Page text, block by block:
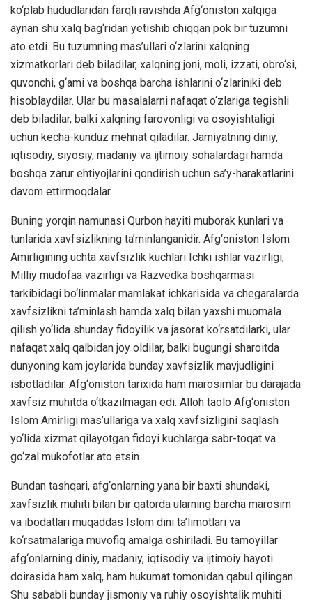
ko‘plab hududlaridan farqli ravishda Afg‘oniston xalqiga
aynan shu xalq bag‘ridan yetishib chiqqan pok bir tuzumni
ato etdi. Bu tuzumning mas’ullari o‘zlarini xalqning
xizmatkorlari deb biladilar, xalqning joni, moli, izzati, obro‘si,
quvonchi, g‘ami va boshqa barcha ishlarini o‘zlariniki deb
hisoblaydilar. Ular bu masalalarni nafaqat o‘zlariga tegishli
deb biladilar, balki xalqning farovonligi va osoyishtaligi
uchun kecha-kunduz mehnat qiladilar. Jamiyatning diniy,
iqtisodiy, siyosiy, madaniy va ijtimoiy sohalardagi hamda
boshqa zarur ehtiyojlarini qondirish uchun sa’y-harakatlarini
davom ettirmoqdalar.
Buning yorqin namunasi Qurbon hayiti muborak kunlari va
tunlarida xavfsizlikning ta’minlanganidir. Afg‘oniston Islom
Amirligining uchta xavfsizlik kuchlari Ichki ishlar vazirligi,
Milliy mudofaa vazirligi va Razvedka boshqarmasi
tarkibidagi bo‘linmalar mamlakat ichkarisida va chegaralarda
xavfsizlikni ta’minlash hamda xalq bilan yaxshi muomala
qilish yo‘lida shunday fidoyilik va jasorat ko‘rsatdilarki, ular
nafaqat xalq qalbidan joy oldilar, balki bugungi sharoitda
dunyoning kam joylarida bunday xavfsizlik mavjudligini
isbotladilar. Afg‘oniston tarixida ham marosimlar bu darajada
xavfsiz muhitda o‘tkazilmagan edi. Alloh taolo Afg‘oniston
Islom Amirligi mas’ullariga va xalq xavfsizligini saqlash
yo‘lida xizmat qilayotgan fidoyi kuchlarga sabr-toqat va
go‘zal mukofotlar ato etsin.
Bundan tashqari, afg‘onlarning yana bir baxti shundaki,
xavfsizlik muhiti bilan bir qatorda ularning barcha marosim
va ibodatlari muqaddas Islom dini ta’limotlari va
ko‘rsatmalariga muvofiq amalga oshiriladi. Bu tamoyillar
afg‘onlarning diniy, madaniy, iqtisodiy va ijtimoiy hayoti
doirasida ham xalq, ham hukumat tomonidan qabul qilingan.
Shu sababli bunday jismoniy va ruhiy osoyishtalik muhiti